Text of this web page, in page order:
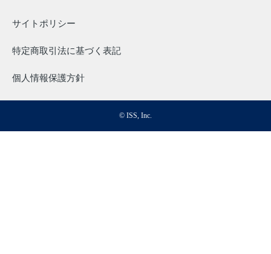
サイトポリシー
特定商取引法に基づく表記
個人情報保護方針
© ISS, Inc.